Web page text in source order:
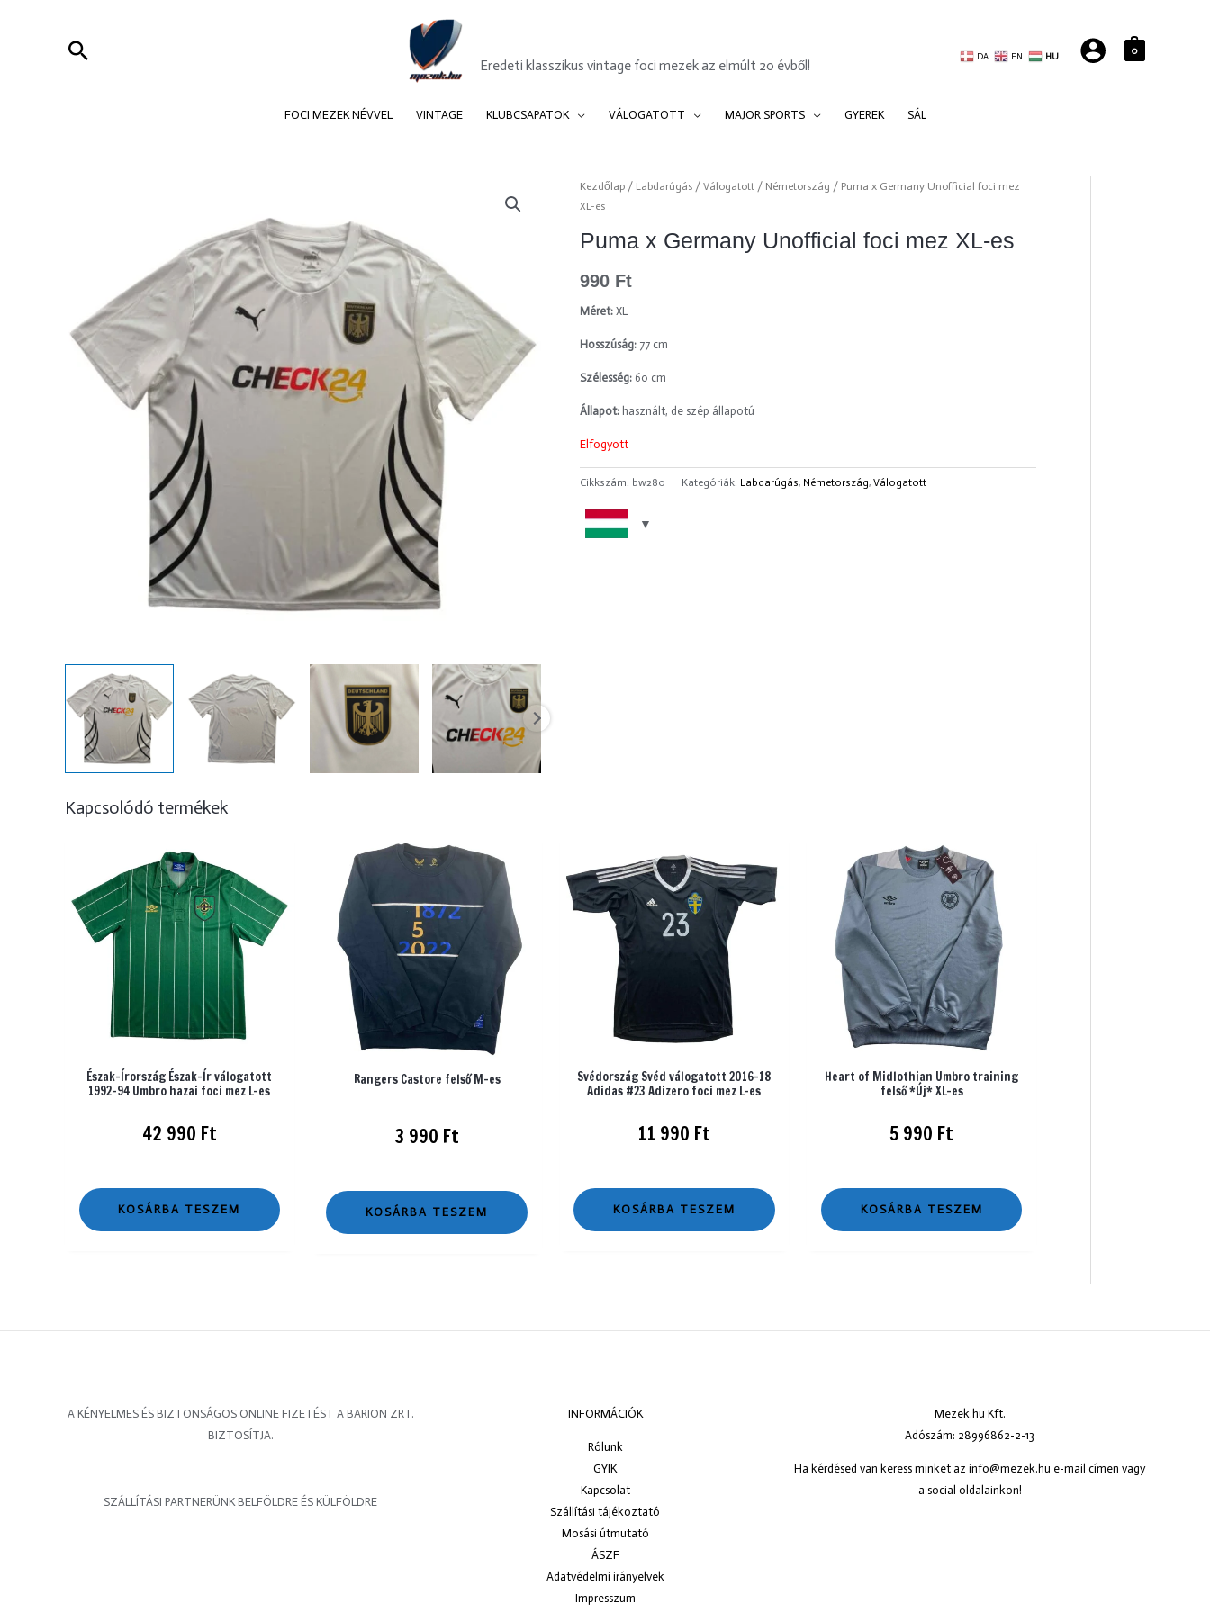
Search Eredeti klasszikus vintage foci mezek az elmúlt 20 évből!
DA EN HU 0
FOCI MEZEK NÉVVEL VINTAGE KLUBCSAPATOK VÁLOGATOTT MAJOR SPORTS GYEREK SÁL
Kezdőlap/ Labdarúgás/ Válogatott/ Németország / Puma x Germany Unofficial foci mez
XL-es
Puma x Germany Unofficial foci mez XL-es
990 Ft
Méret:XL
Hosszúság: 77 cm
Szélesség: 60 cm
Állapot:használt, de szép állapotú
Elfogyott
Cikkszám: bw280 Kategóriák: Labdarúgás, Németország, Válogatott
Kapcsolódó termékek
Észak-Írország Észak-Ír válogatott
1992-94 Umbro hazai foci mez L-es
42 990 Ft
KOSÁRBA TESZEM
Rangers Castore felső M-es
3 990 Ft
KOSÁRBA TESZEM
Svédország Svéd válogatott 2016-18
Adidas #23 Adizero foci mez L-es
11 990 Ft
KOSÁRBA TESZEM
Heart of Midlothian Umbro training
felső *Új* XL-es
5 990 Ft
KOSÁRBA TESZEM
A KÉNYELMES ÉS BIZTONSÁGOS ONLINE FIZETÉST A BARION ZRT.
BIZTOSÍTJA.
SZÁLLÍTÁSI PARTNERÜNK BELFÖLDRE ÉS KÜLFÖLDRE
INFORMÁCIÓK
Rólunk
GYIK
Kapcsolat
Szállítási tájékoztató
Mosási útmutató
ÁSZF
Adatvédelmi irányelvek
Impresszum
Mezek.hu Kft.
Adószám: 28996862-2-13
Ha kérdésed van keress minket az info@mezek.hu e-mail címen vagy
a social oldalainkon!